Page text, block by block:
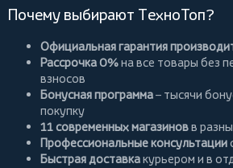
Почему выбирают ТехноТоп?
Официальная гарантия
Рассрочка 0%на все товары без
взносов
Бонусная программа– тысячи
покупку
11 современных магазиновв
Профессиональные консультации
Быстрая доставкакурьером и в